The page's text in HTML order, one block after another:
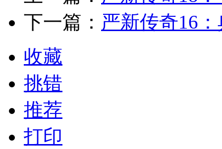
下一篇： 严新传奇16
收藏
挑错
推荐
打印